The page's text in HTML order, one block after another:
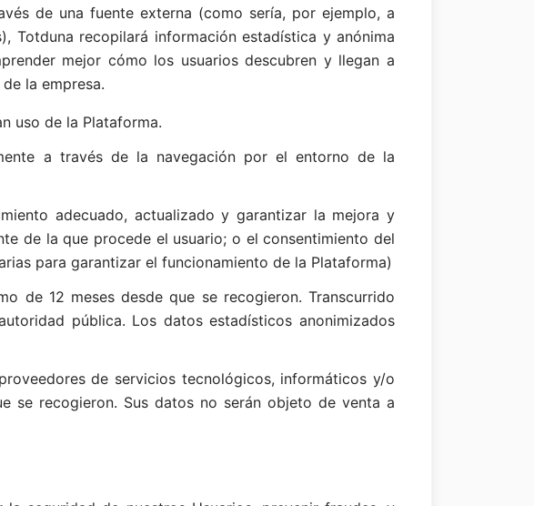
de una fuente externa (como sería, por ejemplo, a
Totduna recopilará información estadística y anónima
mejor cómo los usuarios descubren y llegan a
la empresa.
uso de la Plataforma.
a través de la navegación por el entorno de la
adecuado, actualizado y garantizar la mejora y
de la que procede el usuario; o el consentimiento del
para garantizar el funcionamiento de la Plataforma)
de 12 meses desde que se recogieron. Transcurrido
pública. Los datos estadísticos anonimizados
de servicios tecnológicos, informáticos y/o
se recogieron. Sus datos no serán objeto de venta a